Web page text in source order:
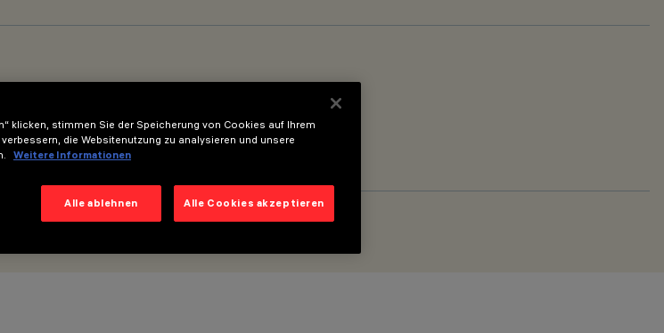
klicken, stimmen Sie der Speicherung von Cookies auf Ihrem
die Websitenutzung zu analysieren und unsere
Weitere Informationen
Alle ablehnen Alle Cookies akzeptieren